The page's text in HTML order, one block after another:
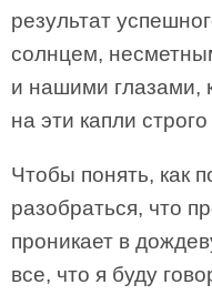
результат
солнцем,
и нашими глазами,
на эти капли
Чтобы понять, как
разобраться, что
проникает в
все, что я буду